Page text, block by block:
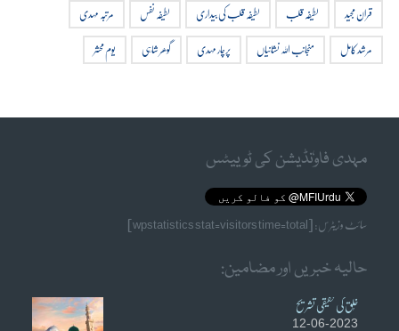
قران مجید
لطیفہ قلب لطیفہ قلب کی بیداری لطیفہ نفس
مرتبہ مہدی
مرشد کامل
منجانب اللہ نشانیاں پرچار مہدی گوھر شاہی یوم محشر
مہدی فاوٗنڈیشن کی ٹوییٹس
سائٹ وزیٹرس: [wpstatistics stat=visitors time=total]
حالیہ خبریں اور مضامین:
خُلق کی حقیقی تشریح
12-06-2023